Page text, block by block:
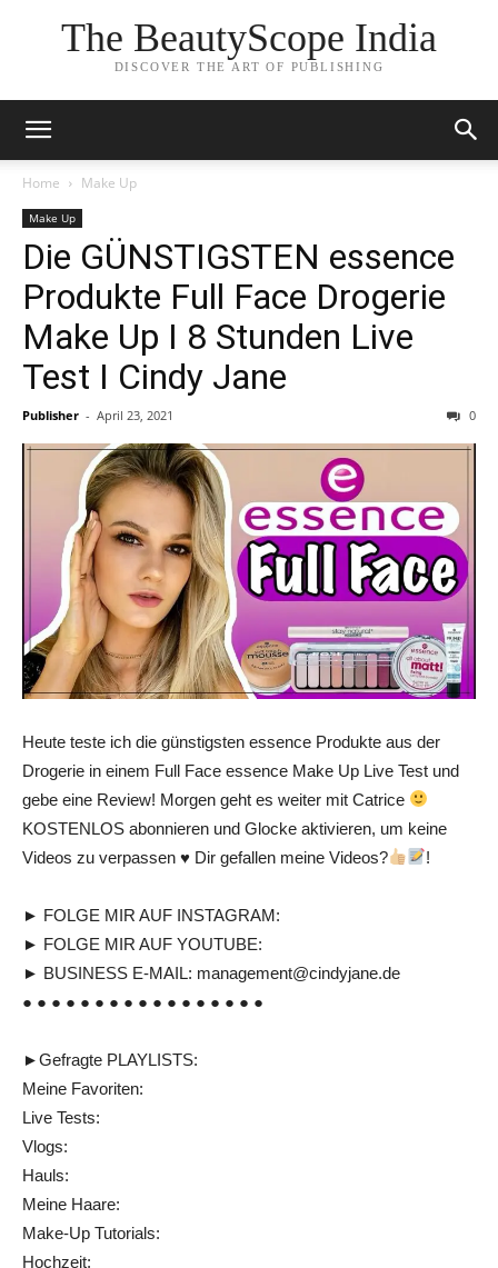
The BeautyScope India
DISCOVER THE ART OF PUBLISHING
Home Make Up
Make Up
Die GÜNSTIGSTEN essence
Produkte Full Face Drogerie
Make Up I 8 Stunden Live
Test I Cindy Jane
Publisher - April 23, 2021 0
Heute teste ich die günstigsten essence Produkte aus der
Drogerie in einem Full Face essence Make Up Live Test und
gebe eine Review! Morgen geht es weiter mit Catrice
KOSTENLOS abonnieren und Glocke aktivieren, um keine
Videos zu verpassen ♥ Dir gefallen meine Videos? !
► FOLGE MIR AUF INSTAGRAM:
► FOLGE MIR AUF YOUTUBE:
► BUSINESS E-MAIL: management@cindyjane.de
● ● ● ● ● ● ● ● ● ● ● ● ● ● ● ● ●
►Gefragte PLAYLISTS:
Meine Favoriten:
Live Tests:
Vlogs:
Hauls:
Meine Haare:
Make-Up Tutorials:
Hochzeit: